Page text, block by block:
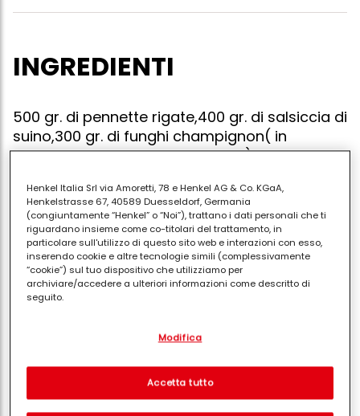
INGREDIENTI
500 gr. di pennette rigate,400 gr. di salsiccia di
suino,300 gr. di funghi champignon( in
alternativa funghi misti surgelati),1 vasetto di
margarina,20 gr. di olio extravergine di
oliva,200 gr. di panna da cucina,1 dado di
carne, 3 cucchiai di conserva o passata di
pomodoro,2/3 mestoli di brodo vegetale.
con la margarina e l?olio. togliere lo spicchio d?aglio
e aggiungere la salsiccia privata del budello e
sbriciolata. fare rosolare per circa 5 minuti
mescolando con un mestolo di legno. aggiungere i
Henkel Italia Srl via Amoretti, 78 e Henkel AG & Co. KGaA,
Henkelstrasse 67, 40589 Duesseldorf, Germania
(congiuntamente “Henkel” o “Noi”), trattano i dati personali che ti
riguardano insieme come co-titolari del trattamento, in
particolare sull'utilizzo di questo sito web e interazioni con esso,
inserendo cookie e altre tecnologie simili (complessivamente
“cookie”) sul tuo dispositivo che utilizziamo per
archiviare/accedere a ulteriori informazioni come descritto di
seguito.
separati o co-titolari come indicato nella nostra Informativa sulla
pixel, impronte digitali e tecnologie simili" utilizzeremo anche
cookie ed elaboreremo i dati relativi a te per
Modifica
Accetta tutto